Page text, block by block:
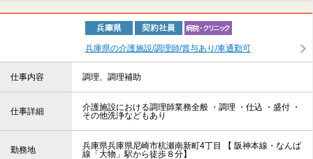
兵庫県の介護施設/調理師/賞与あり/車通勤可
仕事内容 調理、調理補助
仕事詳細
介護施設における調理師業務全般 ・調理 ・仕込 ・盛付 ・
その他洗浄などもあり
勤務地
兵庫県兵庫県尼崎市杭瀬南新町4丁目 【 阪神本線・なんば
線「大物」駅から徒歩８分】